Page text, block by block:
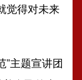
觉得对未来
主题宣讲团